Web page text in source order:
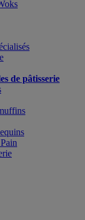
de pâtisserie